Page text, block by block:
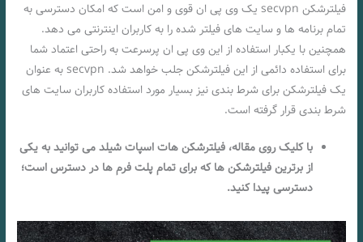
فیلترشکن secvpn یک وی پی ان قوی و امن است که امکان دسترسی به
تمام برنامه ها و سایت های فیلتر شده را به کاربران اینترنتی می دهد.
همچنین با یکبار استفاده از این وی پی ان پرسرعت به راحتی اعتماد شما
برای استفاده دائمی از این فیلترشکن جلب خواهد شد. secvpn به عنوان
یک فیلترشکن برای شرط بندی نیز بسیار مورد استفاده کاربران سایت های
شرط بندی قرار گرفته است.
با کلیک روی مقاله، فیلترشکن هات اسپات شیلد می توانید به یکی
از برترین فیلترشکن ها که برای تمام پلت فرم ها در دسترس است؛
دسترسی پیدا کنید.